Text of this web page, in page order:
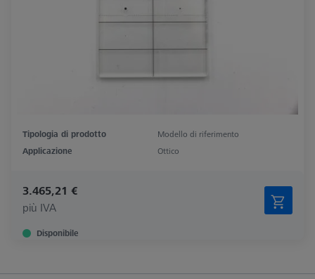
Tipologia di prodotto
Modello di riferimento
Applicazione
Ottico
3.465,21 €
più IVA
Disponibile